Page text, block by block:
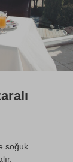
soğuk